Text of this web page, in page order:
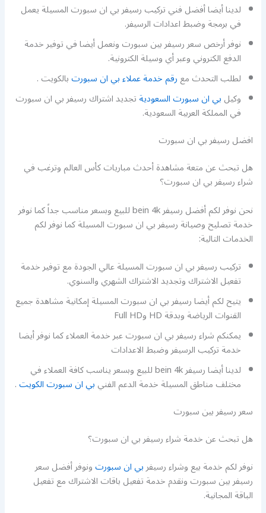
لدينا أيضا أفضل فني تركيب رسيفر بي ان سبورت المسيلة يعمل
في برمجة وضبط اعدادات الرسيفر.
نوفر أرخص سعر رسيفر بين سبورت ونعمل أيضا في توفير خدمة
الدفع الكتروني وعبر أي وسيلة الكترونية.
لطلب التحدث معرقم خدمة عملاء بي ان سبورتبالكويت .
وكيلبي ان سبورت السعوديةتجديد اشتراك رسيفر بي ان سبورت
في المملكة العربية السعودية.
افضل رسيفر بي ان سبورت
هل تبحث عن متعة مشاهدة أحدث مباريات كأس العالم وترغب في
شراء رسيفر بي ان سبورت؟
نحن نوفر لكم أفضل رسيفر bein 4k للبيع وبسعر مناسب جداً كما نوفر
خدمة تصليح وصيانة رسيفر بي ان سبورت المسيلة كما نوفر لكم
الخدمات التالية:
تركيب رسيفر بي ان سبورت المسيلة عالي الجودة مع توفير خدمة
تفعيل الاشتراك وتجديد الاشتراك الشهري والسنوي.
يتيح لكم أيضا رسيفر بي ان سبورت المسيلة إمكانية مشاهدة جميع
القنوات الرياضة وبدقة HD وFull HD
يمكنكم شراء رسيفر بي ان سبورت عبر خدمة العملاء كما نوفر أيضا
خدمة تركيب الرسيفر وضبط الاعدادات
لدينا أيضا رسيفر bein 4k للبيع وبسعر يناسب كافة العملاء في
مختلف مناطق المسيلة خدمة الدعم الفنيبي ان سبورت الكويت.
سعر رسيفر بين سبورت
هل تبحث عن خدمة شراء رسيفر بي ان سبورت؟
نوفر لكم خدمة بيع وشراء رسيفربي ان سبورتونوفر أفضل سعر
رسيفر بين سبورت ونقدم خدمة تفعيل باقات الاشتراك مع تفعيل
الباقة المجانية.